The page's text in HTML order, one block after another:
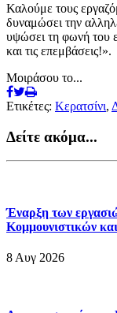
Καλούμε τους
δυναμώσει την
υψώσει τη φωνή του
και τις επεμβάσεις!».
Μοιράσου το...
Ετικέτες: Κερατσίνι,
Δείτε ακόμα...
Έναρξη των
Κομμουνιστικών
8 Αυγ 2026